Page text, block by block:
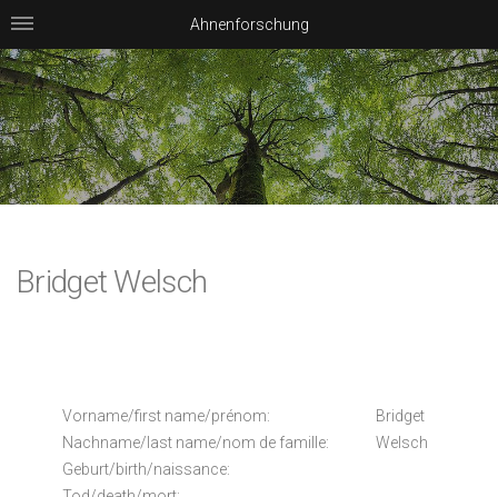
Bridget Welsch
Vorname/first name/prénom:
Bridget
Nachname/last name/nom de famille:
Welsch
Geburt/birth/naissance:
Ahnenforschung